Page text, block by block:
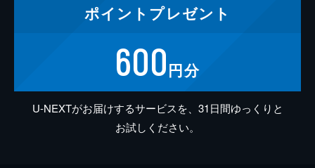
ポイント プレゼント
600円分
U-NEXTがお届けするサービスを、31日間ゆっくりと
お試しください。